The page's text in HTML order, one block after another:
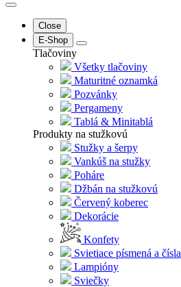
Close
E-Shop
Tlačoviny
Všetky tlačoviny
Maturitné oznamká
Pozvánky
Pergameny
Tablá & Minitablá
Produkty na stužkovú
Stužky a šerpy
Vankúš na stužky
Poháre
Džbán na stužkovú
Červený koberec
Dekorácie
Konfety
Svietiace písmená a čísla
Lampióny
Sviečky